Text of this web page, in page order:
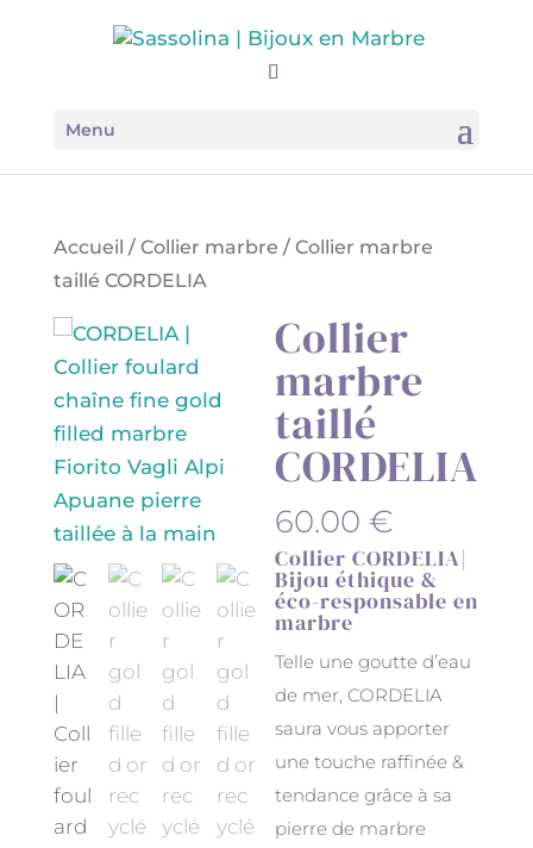
Menu
Accueil / Collier marbre / Collier marbre
taillé CORDELIA
Collier
marbre
taillé
CORDELIA
60.00 €
Collier CORDELIA|
Bijou éthique &
éco-responsable en
marbre
Telle une goutte d’eau
de mer, CORDELIA
saura vous apporter
une touche raffinée &
tendance grâce à sa
pierre de marbre